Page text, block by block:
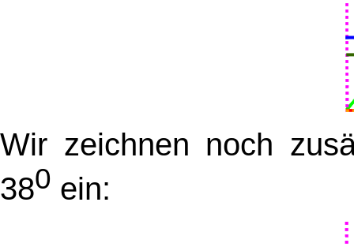
Wir zeichnen noch
380 ein: